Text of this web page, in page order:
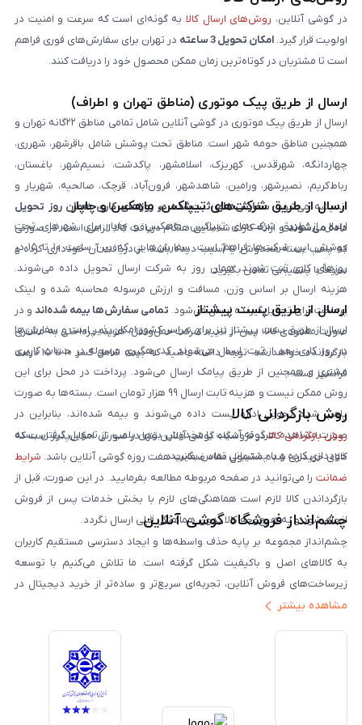
در گوشی آنلاین، روش‌های ارسال کالا به گونه‌ای است که سرعت و امنیت در
اولویت قرار گیرد. امکان تحویل 3 ساعته
در تهران برای سفارش‌های فوری فراهم
است تا مشتریان در کوتاه‌ترین زمان ممکن محصول خود را دریافت کنند.
ارسال از طریق پیک موتوری (مناطق تهران و اطراف)
ارسال از طریق پیک موتوری در گوشی آنلاین شامل تمامی مناطق ۲۲گانه تهران و
همچنین مناطق حومه شهر است. مناطق تحت پوشش شامل باقرشهر، شهرری،
چهاردانگه، شهرقدس، کهریزک، اسلامشهر، پاکدشت، نسیم‌شهر، باغستان،
رباط‌کریم، نصیرشهر، ورامین، شاهدشهر، فرون‌آباد، قرچک، صالحیه، شهریار و
اندیشه می‌شود. سفارش‌های ثبت‌شده در روزهای کاری همان روز تحویل
داده می‌شوندو ارائه کارت شناسایی هنگام دریافت کالا الزامی است. در صورتی
که پلمپ بسته مخدوش یا آسیب دیده باشد، از دریافت آن خودداری کرده و
سریعاً با پشتیبانی تماس بگیرید.
ارسال از طریق شرکت‌های تیپاکس، ماهکس و چاپار
ارسال از طریق شرکت‌های تیپاکس، ماهکس و چاپار برای شهرهای تحت
پوشش این شرکت‌ها فراهم است. سفارش‌هایی که بین ساعت ۱۰ تا ۱۵ در
روزهای کاری ثبت شوند، همان روز به شرکت ارسال تحویل داده می‌شوند.
هزینه ارسال بر اساس وزن، مسافت و ارزش مرسوله محاسبه شده و لینک
پرداخت برای تحویل‌گیرنده ارسال می‌شود. تمامی سفارش‌ها بیمه شده‌اند و در
صورت مفقودی کالا، پس از تایید شرکت حمل‌ونقل، هزینه پرداختی به مشتری
بازگردانده خواهد شد. توجه داشته باشید که بیمه شامل کسر ۱۰ تا ۱۵ درصد
فرانشیز است.
ارسال از طریق پست پیشتاز
ارسال از طریق پست پیشتاز نیز برای سراسر کشور امکان‌پذیر است و سفارش‌ها
در روز کاری بعد از ثبت، ارسال می‌شوند. کد رهگیری مرسوله در حساب کاربری
مشتری و همچنین از طریق پیامک ارسال می‌شود. پرداخت در محل برای این
روش ممکن نیست و هزینه ثابت ارسال ۹۹ هزار تومان است. بسته‌ها به صورت
پلمپ شده تحویل اداره پست داده می‌شوند و بیمه شده‌اند، بنابراین در
صورت مشاهده هرگونه آسیب یا مخدوش بودن پلمپ، از تحویل گرفتن بسته
خودداری کرده و با پشتیبانی تماس بگیرید.
روش بازگردانی کالا
روش بازگردانی کالادر فروشگاه گوشی آنلاین تنها در صورتی امکان‌پذیر است که
کالای خریداری شده مشمول مفاد ضمانت هفت روزه گوشی آنلاین باشد. شرایط
ضمانت را می‌توانید در صفحه مربوطه مطالعه بفرمایید. در این صورت، قبل از
بازگرداندن کالا لازم است هماهنگی‌های لازم با بخش خدمات پس از فروش
انجام شود و به هیچ‌وجه کالا بدون هماهنگی قبلی ارسال نگردد.
چشم‌انداز فروشگاه گوشی آنلاین
چشم‌انداز مجموعه بر پایه حذف واسطه‌ها و ایجاد دسترسی مستقیم کاربران
به کالاهای اصل و باکیفیت شکل گرفته است. ما تلاش می‌کنیم با توسعه
زیرساخت‌های فروش آنلاین، تجربه‌ای سریع‌تر و ساده‌تر از خرید دیجیتال در
ایران ارائه دهیم. تبدیل‌شدن به مرجعی قابل اعتماد برای خرید کالای دیجیتال،
خدمات و به‌روزرسانی مداوم محصولات، مسیر ما را روشن‌تر می‌کند. ما باور
داریم آینده بازار دیجیتال متعلق به کسب‌وکارهایی است که صداقت و شفافیت
را در اولویت قرار می‌دهند. گوشی آنلاین با تکیه بر تجربه و تخصص، با قدرت به
سمت تحقق این چشم‌انداز حرکت می‌کند.
مشاهده بیشتر